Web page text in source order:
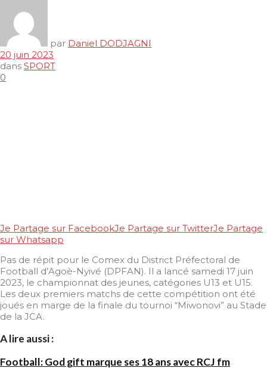
par Daniel DODJAGNI
20 juin 2023
dans SPORT
0
Je Partage sur FacebookJe Partage sur TwitterJe Partage
sur Whatsapp
Pas de répit pour le Comex du District Préfectoral de
Football d’Agoè-Nyivé (DPFAN). Il a lancé samedi 17 juin
2023, le championnat des jeunes, catégories U13 et U15.
Les deux premiers matchs de cette compétition ont été
joués en marge de la finale du tournoi “Miwonovi” au Stade
de la JCA.
A lire aussi :
Football: God gift marque ses 18 ans avec RCJ fm